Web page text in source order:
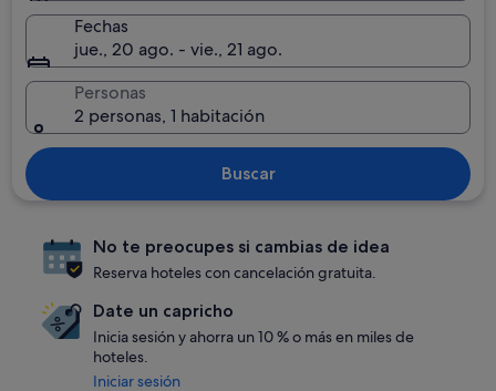
Fechas
jue., 20 ago. - vie., 21 ago.
Personas
2 personas, 1 habitación
Buscar
No te preocupes si cambias de idea
Reserva hoteles con cancelación gratuita.
Date un capricho
Inicia sesión y ahorra un 10 % o más en miles de
hoteles.
Iniciar sesión